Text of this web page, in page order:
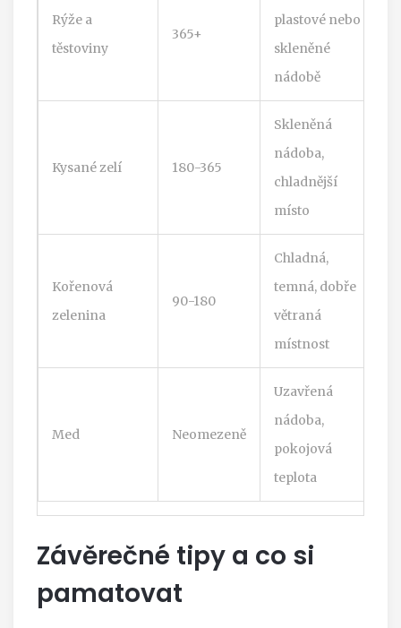
Rýže a
těstoviny
365+
plastové nebo
skleněné
nádobě
Kysané zelí 180-365
Skleněná
nádoba,
chladnější
místo
Kořenová
zelenina
90-180
Chladná,
temná, dobře
větraná
místnost
Med Neomezeně
Uzavřená
nádoba,
pokojová
teplota
Závěrečné tipy a co si
pamatovat